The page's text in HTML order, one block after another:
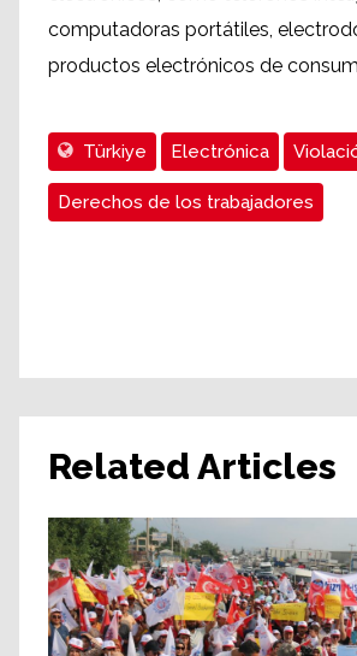
computadoras portátiles,
productos electrónicos de
Türkiye Electrónica
Derechos de los trabajadores
Related Articles